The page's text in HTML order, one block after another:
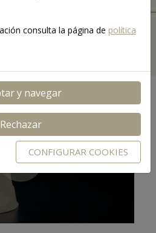
CATEGORÍAS
Play
consulta la página de política
y navegar
Rechazar
CONFIGURAR COOKIES